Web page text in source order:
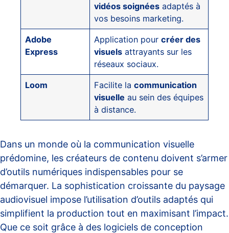
vidéos soignées adaptés à
vos besoins marketing.
Adobe
Express
Application pourcréer des
visuels attrayants sur les
réseaux sociaux.
Loom Facilite lacommunication
visuelle au sein des équipes
à distance.
Dans un monde où la communication visuelle
prédomine, les créateurs de contenu doivent s’armer
d’outils numériques indispensables pour se
démarquer. La sophistication croissante du paysage
audiovisuel impose l’utilisation d’outils adaptés qui
simplifient la production tout en maximisant l’impact.
Que ce soit grâce à des logiciels de conception